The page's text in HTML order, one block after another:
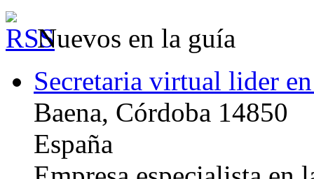
Nuevos en la guía
Secretaria virtual lider
Baena, Córdoba 14850
España